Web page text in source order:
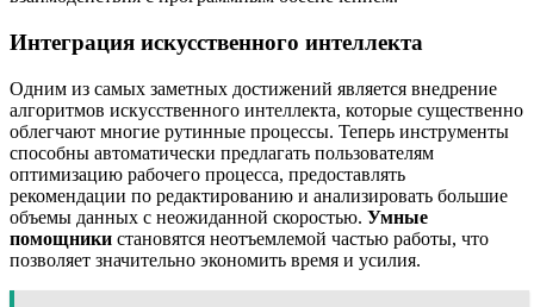
Интеграция искусственного интеллекта
Одним из самых заметных достижений является внедрение
алгоритмов искусственного интеллекта, которые существенно
облегчают многие рутинные процессы. Теперь инструменты
способны автоматически предлагать пользователям
оптимизацию рабочего процесса, предоставлять
рекомендации по редактированию и анализировать большие
объемы данных с неожиданной скоростью. Умные
помощники становятся неотъемлемой частью работы, что
позволяет значительно экономить время и усилия.